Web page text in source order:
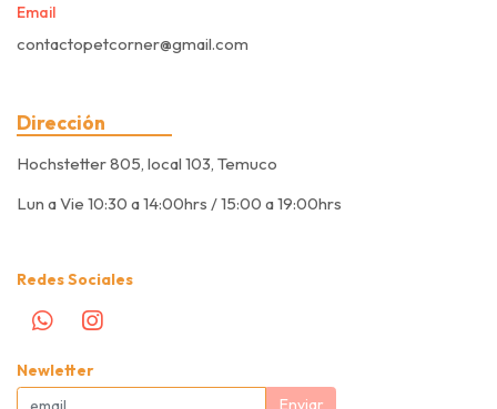
Email
contactopetcorner@gmail.com
Dirección
Hochstetter 805, local 103, Temuco
Lun a Vie 10:30 a 14:00hrs / 15:00 a 19:00hrs
Redes Sociales
Newletter
Enviar